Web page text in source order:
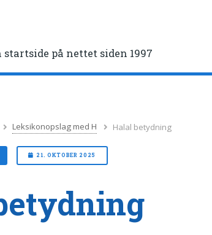
startside på nettet siden 1997
Leksikonopslag med H Halal betydning
21. OKTOBER 2025